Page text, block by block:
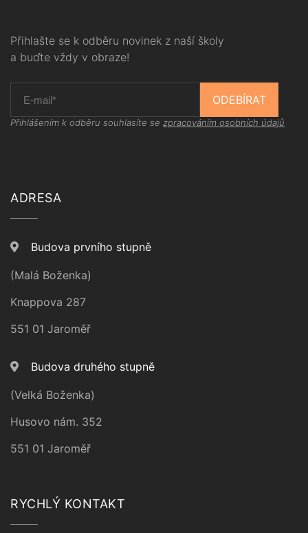
Přihlašte se k odběru novinek z naší školy
a buďte vždy v obraze!
ODEBÍRAT
Přihlášením k odběru souhlasíte se zpracováním osobních údajů
ADRESA
Budova prvního stupně
(Malá Boženka)
Knappova 287
551 01 Jaroměř
Budova druhého stupně
(Velká Boženka)
Husovo nám. 352
551 01 Jaroměř
RYCHLÝ KONTAKT